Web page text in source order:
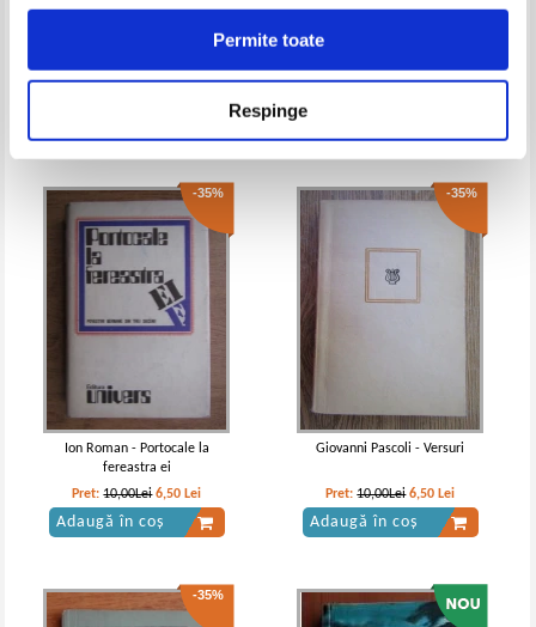
Permite toate
Respinge
Byron - Opere, volumul 2 (Poezia)
Maurizio Ferraris - Alo? Unde
mobil
Undine. Urciorul de aur. Nuvela
-35%
Ion Roman - Portocale la
fereastra ei
Pret:10,00Lei 6,50 Lei
Adaugă în coș
-35%
Giovanni Pascoli - Versuri
Pret:10,00Lei 6,50 Lei
Adaugă în coș
-35%